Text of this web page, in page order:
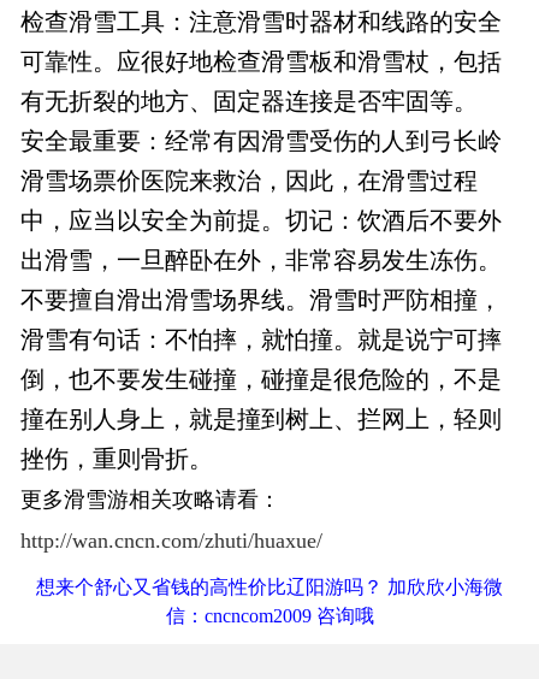
检查滑雪工具：注意滑雪时器材和线路的安全
可靠性。应很好地检查滑雪板和滑雪杖，包括
有无折裂的地方、固定器连接是否牢固等。
安全最重要：经常有因滑雪受伤的人到弓长岭
滑雪场票价医院来救治，因此，在滑雪过程
中，应当以安全为前提。切记：饮酒后不要外
出滑雪，一旦醉卧在外，非常容易发生冻伤。
不要擅自滑出滑雪场界线。滑雪时严防相撞，
滑雪有句话：不怕摔，就怕撞。就是说宁可摔
倒，也不要发生碰撞，碰撞是很危险的，不是
撞在别人身上，就是撞到树上、拦网上，轻则
挫伤，重则骨折。
更多滑雪游相关攻略请看：
http://wan.cncn.com/zhuti/huaxue/
想来个舒心又省钱的高性价比辽阳游吗？ 加欣欣小海微
信：cncncom2009 咨询哦